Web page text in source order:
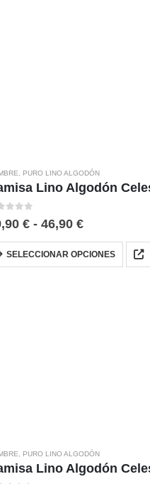
, PURO LINO ALGODÓN
Lino Algodón
€ - 46,90 €
SELECCIONAR OPCIONES
, PURO LINO ALGODÓN
Lino Algodón